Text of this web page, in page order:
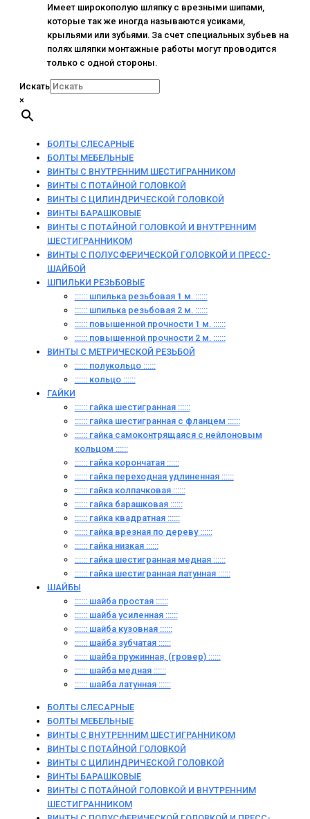
Имеет широкополую шляпку с врезными шипами,
которые так же иногда называются усиками,
крыльями или зубьями. За счет специальных зубьев на
полях шляпки монтажные работы могут проводится
только с одной стороны.
Искать
×
БОЛТЫ СЛЕСАРНЫЕ
БОЛТЫ МЕБЕЛЬНЫЕ
ВИНТЫ С ВНУТРЕННИМ ШЕСТИГРАННИКОМ
ВИНТЫ С ПОТАЙНОЙ ГОЛОВКОЙ
ВИНТЫ С ЦИЛИНДРИЧЕСКОЙ ГОЛОВКОЙ
ВИНТЫ БАРАШКОВЫЕ
ВИНТЫ С ПОТАЙНОЙ ГОЛОВКОЙ И ВНУТРЕННИМ
ШЕСТИГРАННИКОМ
ВИНТЫ С ПОЛУСФЕРИЧЕСКОЙ ГОЛОВКОЙ И ПРЕСС-
ШАЙБОЙ
ШПИЛЬКИ РЕЗЬБОВЫЕ
:::::: шпилька резьбовая 1 м. ::::::
:::::: шпилька резьбовая 2 м. ::::::
:::::: повышенной прочности 1 м. ::::::
:::::: повышенной прочности 2 м. ::::::
ВИНТЫ C МЕТРИЧЕСКОЙ РЕЗЬБОЙ
:::::: полукольцо ::::::
:::::: кольцо ::::::
ГАЙКИ
:::::: гайка шестигранная ::::::
:::::: гайка шестигранная с фланцем ::::::
:::::: гайка самоконтрящаяся с нейлоновым
кольцом ::::::
:::::: гайка корончатая ::::::
:::::: гайка переходная удлиненная ::::::
:::::: гайка колпачковая ::::::
:::::: гайка барашковая ::::::
:::::: гайка квадратная ::::::
:::::: гайка врезная по дереву ::::::
:::::: гайка низкая ::::::
:::::: гайка шестигранная медная ::::::
:::::: гайка шестигранная латунная ::::::
ШАЙБЫ
:::::: шайба простая ::::::
:::::: шайба усиленная ::::::
:::::: шайба кузовная ::::::
:::::: шайба зубчатая ::::::
:::::: шайба пружинная, (гровер) ::::::
:::::: шайба медная ::::::
:::::: шайба латунная ::::::
БОЛТЫ СЛЕСАРНЫЕ
БОЛТЫ МЕБЕЛЬНЫЕ
ВИНТЫ С ВНУТРЕННИМ ШЕСТИГРАННИКОМ
ВИНТЫ С ПОТАЙНОЙ ГОЛОВКОЙ
ВИНТЫ С ЦИЛИНДРИЧЕСКОЙ ГОЛОВКОЙ
ВИНТЫ БАРАШКОВЫЕ
ВИНТЫ С ПОТАЙНОЙ ГОЛОВКОЙ И ВНУТРЕННИМ
ШЕСТИГРАННИКОМ